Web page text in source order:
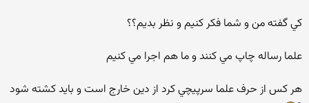
كي گفته من و شما فكر كنيم و نظر بديم؟؟
علما رساله چاپ مي كنند و ما هم اجرا مي كنيم
هر كس از حرف علما سرپيچي كرد از دين خارج است و بايد كشته شود